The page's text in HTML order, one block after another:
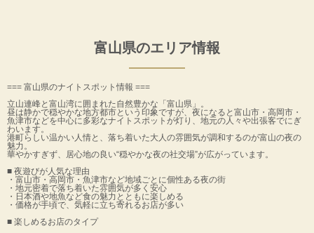
富山県のエリア情報
=== 富山県のナイトスポット情報 ===
立山連峰と富山湾に囲まれた自然豊かな「富山県」。
昼は静かで穏やかな地方都市という印象ですが、夜になると富山市・高岡市・
魚津市などを中心に多彩なナイトスポットが灯り、地元の人々や出張客でにぎ
わいます。
港町らしい温かい人情と、落ち着いた大人の雰囲気が調和するのが富山の夜の
魅力。
華やかすぎず、居心地の良い“穏やかな夜の社交場”が広がっています。
■ 夜遊びが人気な理由
・富山市・高岡市・魚津市など地域ごとに個性ある夜の街
・地元密着で落ち着いた雰囲気が多く安心
・日本酒や地魚など食の魅力とともに楽しめる
・価格が手頃で、気軽に立ち寄れるお店が多い
■ 楽しめるお店のタイプ